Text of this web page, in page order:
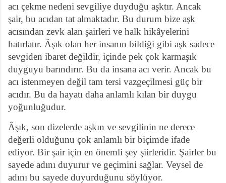
acı çekme nedeni sevgiliye duyduğu aşktır. Ancak
şair, bu acıdan tat almaktadır. Bu durum bize aşk
acısından zevk alan şairleri ve halk hikâyelerini
hatırlatır. Âşık olan her insanın bildiği gibi aşk sadece
sevgiden ibaret değildir, içinde pek çok karmaşık
duyguyu barındırır. Bu da insana acı verir. Ancak bu
acı istenmeyen değil tam tersi vazgeçilmesi güç bir
acıdır. Bu da hayatı daha anlamlı kılan bir duygu
yoğunluğudur.
Âşık, son dizelerde aşkın ve sevgilinin ne derece
değerli olduğunu çok anlamlı bir biçimde ifade
ediyor. Bir şair için en önemli şey şiirleridir. Şairler bu
sayede adını duyurur ve geçimini sağlar. Veysel de
adını bu sayede duyurduğunu söylüyor.